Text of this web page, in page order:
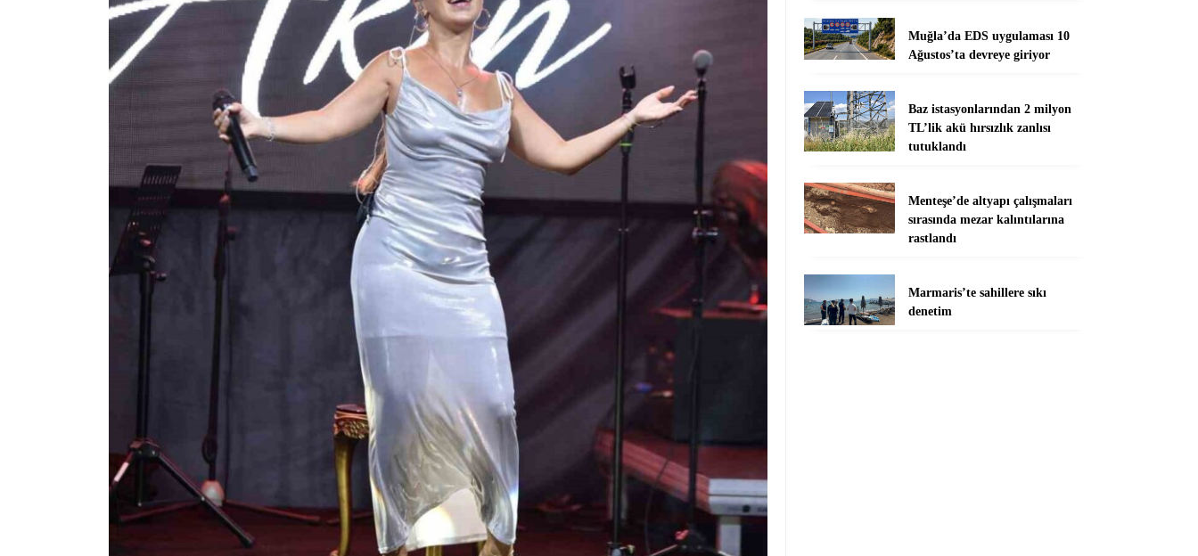
Muğla’da EDS uygulaması 10
Ağustos’ta devreye giriyor
Baz istasyonlarından 2 milyon
TL’lik akü hırsızlık zanlısı
tutuklandı
Menteşe’de altyapı çalışmaları
sırasında mezar kalıntılarına
rastlandı
Marmaris’te sahillere sıkı
denetim